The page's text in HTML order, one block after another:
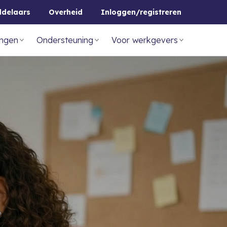
Overheid Inloggen/registreren
Ondersteuning Voor werkgevers